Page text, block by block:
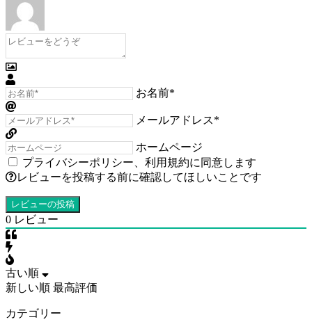
お名前*
メールアドレス*
ホームページ
プライバシーポリシー
利用規約に同意します
レビューを投稿する前に確認してほしいことです
0 レビュー
古い順
新しい順 最高評価
カテゴリー